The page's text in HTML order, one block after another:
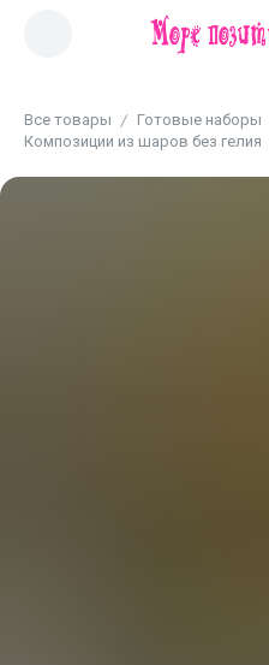
Все товары
Готовые наборы
Композиции из шаров без гелия